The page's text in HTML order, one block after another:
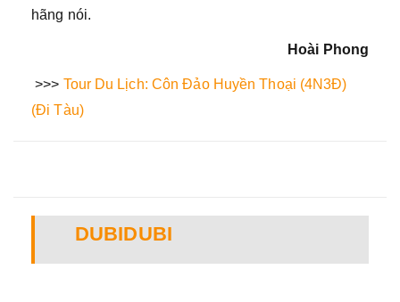
hãng nói.
Hoài Phong
>>> Tour Du Lịch: Côn Đảo Huyền Thoại (4N3Đ)
(Đi Tàu)
DUBIDUBI